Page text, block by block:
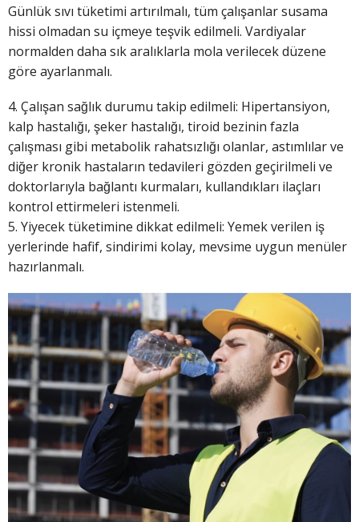
Günlük sıvı tüketimi artırılmalı, tüm çalışanlar susama
hissi olmadan su içmeye teşvik edilmeli. Vardiyalar
normalden daha sık aralıklarla mola verilecek düzene
göre ayarlanmalı.
4. Çalışan sağlık durumu takip edilmeli: Hipertansiyon,
kalp hastalığı, şeker hastalığı, tiroid bezinin fazla
çalışması gibi metabolik rahatsızlığı olanlar, astımlılar ve
diğer kronik hastaların tedavileri gözden geçirilmeli ve
doktorlarıyla bağlantı kurmaları, kullandıkları ilaçları
kontrol ettirmeleri istenmeli.
5. Yiyecek tüketimine dikkat edilmeli: Yemek verilen iş
yerlerinde hafif, sindirimi kolay, mevsime uygun menüler
hazırlanmalı.